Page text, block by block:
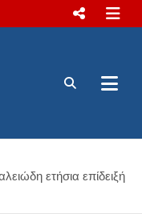
ετήσια επίδειξή